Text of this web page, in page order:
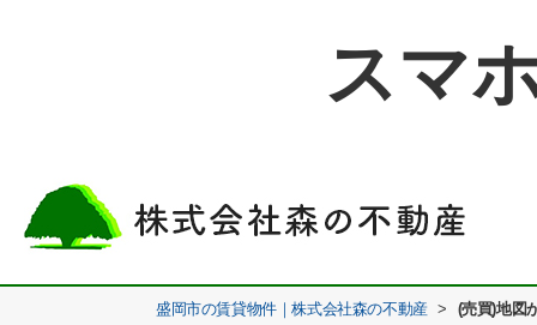
スマ
盛岡市の賃貸物件｜株式会社森の不動産 > (売買)地図